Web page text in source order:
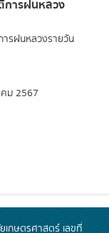
ารฝนหลวง
รฝนหลวงรายวัน
ม 2567
เกษตรศาสตร์ เลขที่